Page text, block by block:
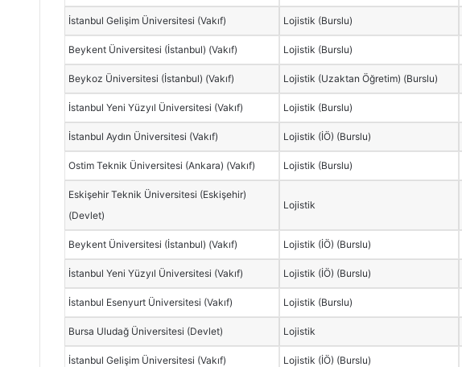
İstanbul Gelişim Üniversitesi (Vakıf) Lojistik (Burslu)
Beykent Üniversitesi (İstanbul) (Vakıf) Lojistik (Burslu)
Beykoz Üniversitesi (İstanbul) (Vakıf) Lojistik (Uzaktan Öğretim) (Burslu)
İstanbul Yeni Yüzyıl Üniversitesi (Vakıf) Lojistik (Burslu)
İstanbul Aydın Üniversitesi (Vakıf) Lojistik (İÖ) (Burslu)
Ostim Teknik Üniversitesi (Ankara) (Vakıf) Lojistik (Burslu)
Eskişehir Teknik Üniversitesi (Eskişehir)
(Devlet)
Lojistik
Beykent Üniversitesi (İstanbul) (Vakıf) Lojistik (İÖ) (Burslu)
İstanbul Yeni Yüzyıl Üniversitesi (Vakıf) Lojistik (İÖ) (Burslu)
İstanbul Esenyurt Üniversitesi (Vakıf) Lojistik (Burslu)
Bursa Uludağ Üniversitesi (Devlet) Lojistik
İstanbul Gelişim Üniversitesi (Vakıf) Lojistik (İÖ) (Burslu)